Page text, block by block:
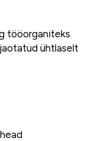
tööorganiteks
ühtlaselt